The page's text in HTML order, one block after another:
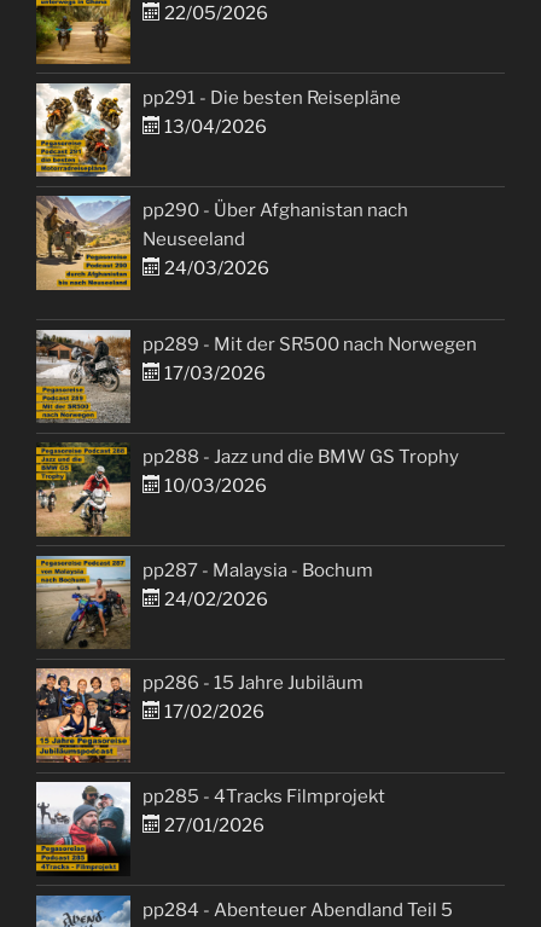
22/05/2026
pp291 - Die besten Reisepläne
13/04/2026
pp290 - Über Afghanistan nach
Neuseeland
24/03/2026
pp289 - Mit der SR500 nach Norwegen
17/03/2026
pp288 - Jazz und die BMW GS Trophy
10/03/2026
pp287 - Malaysia - Bochum
24/02/2026
pp286 - 15 Jahre Jubiläum
17/02/2026
pp285 - 4Tracks Filmprojekt
27/01/2026
pp284 - Abenteuer Abendland Teil 5